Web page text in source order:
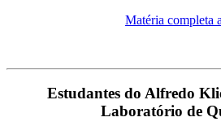
Matéria completa
Estudantes do Alfredo
Laboratório de